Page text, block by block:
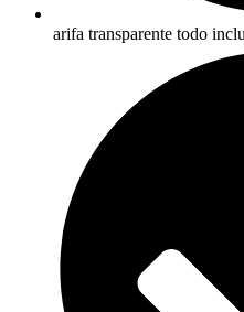
arifa transparente todo